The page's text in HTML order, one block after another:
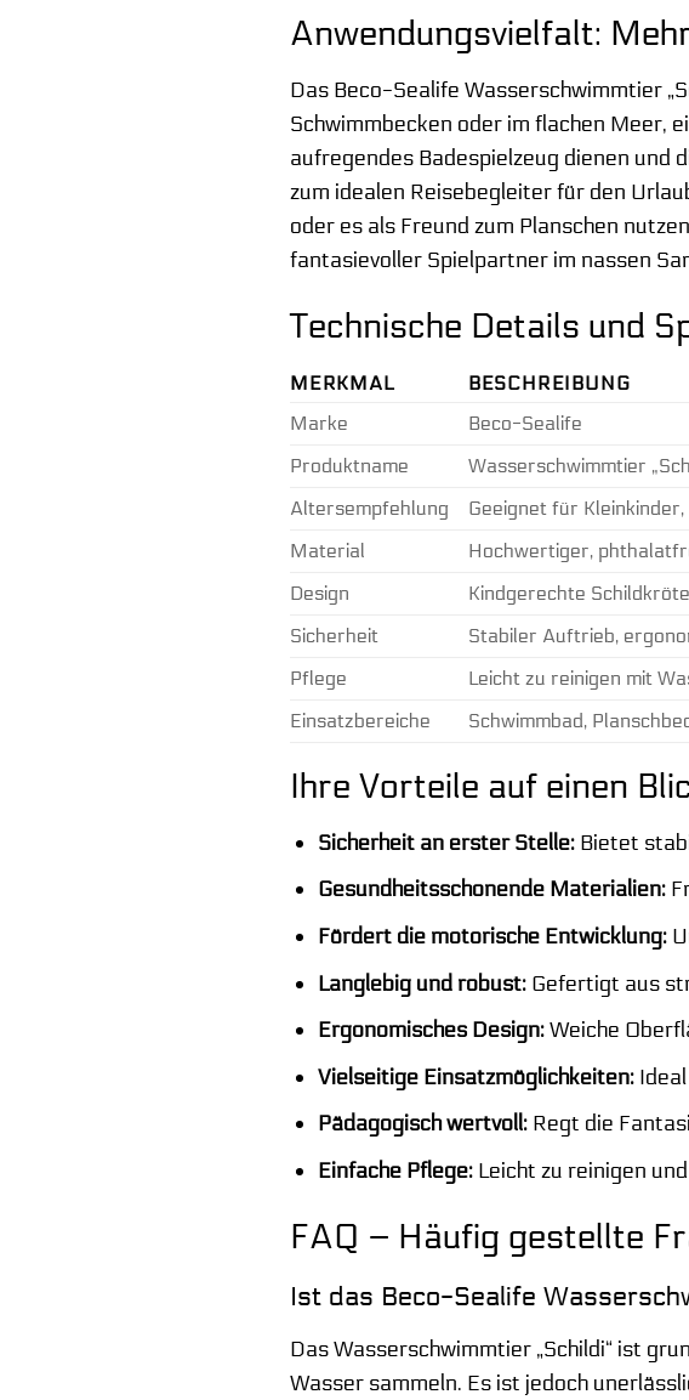
Anwendungsvielfalt:
Das Beco-Sealife Wasserschwimmtier
Schwimmbecken oder im flachen Meer,
aufregendes Badespielzeug dienen und
zum idealen Reisebegleiter für den
oder es als Freund zum Planschen
fantasievoller Spielpartner im nassen
Technische Details und
MERKMAL
BESCHREIBUNG
Marke
Beco-Sealife
Produktname
Wasserschwimmtier
Altersempfehlung
Geeignet für
Material
Hochwertiger,
Design
Kindgerechte
Sicherheit
Stabiler Auftrieb,
Pflege
Leicht zu reinigen mit
Einsatzbereiche
Schwimmbad,
Ihre Vorteile auf einen
Sicherheit an erster Stelle:Bietet
Gesundheitsschonende Materialien:
Fördert die motorische Entwicklung:
Langlebig und robust:Gefertigt aus
Ergonomisches Design:Weiche
Vielseitige Einsatzmöglichkeiten:Ideal
Pädagogisch wertvoll:Regt die
Einfache Pflege:Leicht zu reinigen und
FAQ – Häufig gestellte
Ist das Beco-Sealife
Das Wasserschwimmtier „Schildi“ ist
Wasser sammeln. Es ist jedoch